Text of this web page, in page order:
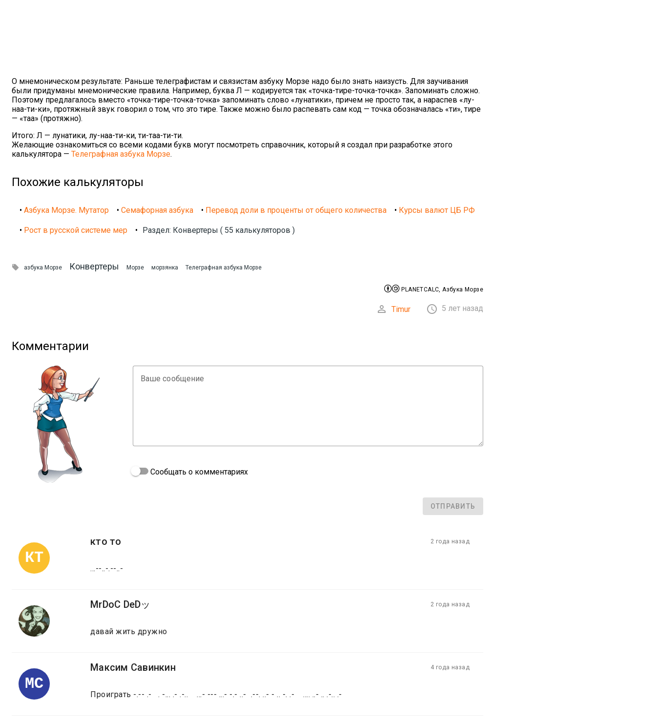
О мнемоническом результате: Раньше телеграфистам и связистам азбуку Морзе надо было знать наизусть. Для заучивания
были придуманы мнемонические правила. Например, буква Л — кодируется так «точка-тире-точка-точка». Запоминать сложно.
Поэтому предлагалось вместо «точка-тире-точка-точка» запоминать слово «лунатики», причем не просто так, а нараспев «лу-
наа-ти-ки», протяжный звук говорил о том, что это тире. Также можно было распевать сам код — точка обозначалась «ти», тире
— «таа» (протяжно).
Итого: Л — лунатики, лу-наа-ти-ки, ти-таа-ти-ти.
Желающие ознакомиться со всеми кодами букв могут посмотреть справочник, который я создал при разработке этого
калькулятора — Телеграфная азбука Морзе.
Похожие калькуляторы
• Азбука Морзе. Мутатор • Семафорная азбука • Перевод доли в проценты от общего количества • Курсы валют ЦБ РФ
• Рост в русской системе мер • Раздел: Конвертеры ( 55 калькуляторов )
 азбука Морзе Конвертеры Морзе морзянка Телеграфная азбука Морзе
 PLANETCALC, Азбука Морзе
 Timur  5 лет назад
Комментарии
Ваше сообщение
Сообщать о комментариях
ОТПРАВИТЬ
КТ
кто то 2 года назад
...--..-.--..-
MrDoC DeDッ 2 года назад
давай жить дружно
МС
Максим Савинкин 4 года назад
Проиграть -.-- .- . -... .- .-.. ...- --- ...- -.- ..- .--. ..- - .. -. .- .... ..- .. .-.. .-